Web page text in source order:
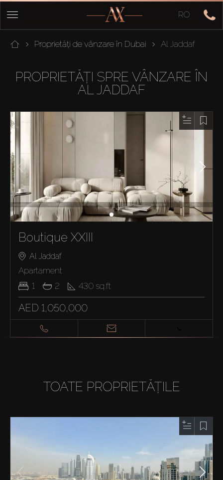
RO
Proprietăți de vânzare în Dubai Al Jaddaf
PROPRIETĂȚI SPRE VÂNZARE ÎN
AL JADDAF
Boutique XXIII
Al Jaddaf
Apartament
1
2 430 sq.ft
AED 1,050,000
TOATE PROPRIETĂȚILE